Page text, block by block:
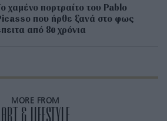
χαμένο πορτραίτο του Pablo
που ήρθε ξανά στο φως
από 80 χρόνια
MORE FROM